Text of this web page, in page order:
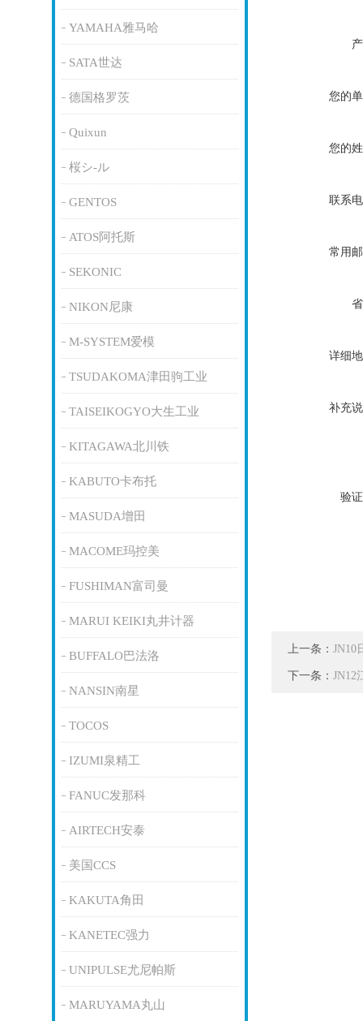
YAMAHA雅马哈
SATA世达
德国格罗茨
Quixun
桜シ-ル
GENTOS
ATOS阿托斯
SEKONIC
NIKON尼康
M-SYSTEM爱模
TSUDAKOMA津田驹工业
TAISEIKOGYO大生工业
KITAGAWA北川铁
KABUTO卡布托
MASUDA增田
MACOME玛控美
FUSHIMAN富司曼
MARUI KEIKI丸井计器
BUFFALO巴法洛
NANSIN南星
TOCOS
IZUMI泉精工
FANUC发那科
AIRTECH安泰
美国CCS
KAKUTA角田
KANETEC强力
UNIPULSE尤尼帕斯
MARUYAMA丸山
您的
您的
联系
常用
详细
补充
验
上一条： JN10
下一条： JN12